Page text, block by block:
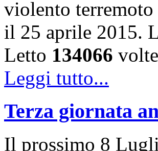
violento
il 25 aprile 2015.
Letto 134066 volte
Leggi tutto...
Terza giornata
Il prossimo 8